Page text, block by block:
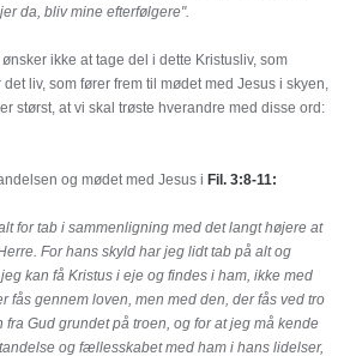
da, bliv mine efterfølgere".
ikke at tage del i dette Kristusliv, som
liv, som fører frem til mødet med Jesus i skyen,
størst, at vi skal trøste hverandre med disse ord:
og mødet med Jesus i Fil. 3:8-11:
for tab i sammenligning med det langt højere at
For hans skyld har jeg lidt tab på alt og
kan få Kristus i eje og findes i ham, ikke med
fås gennem loven, men med den, der fås ved tro
Gud grundet på troen, og for at jeg må kende
og fællesskabet med ham i hans lidelser,